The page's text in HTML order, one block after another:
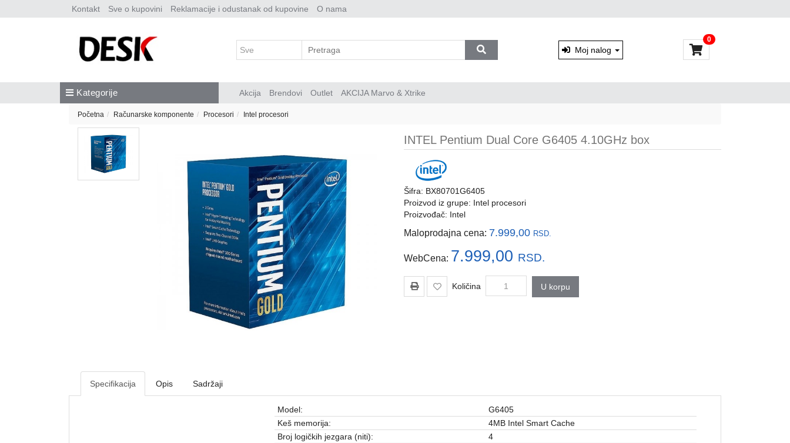
Kontakt Sve o kupovini Reklamacije i odustanak od kupovine O nama
Moj nalog
0
Kategorije Akcija Brendovi Outlet AKCIJA Marvo & Xtrike
Početna Računarske komponente Procesori Intel procesori
INTEL Pentium Dual Core G6405 4.10GHz box
Šifra: BX80701G6405
Proizvod iz grupe: Intel procesori
Proizvođač: Intel
Maloprodajna cena: 7.999,00 RSD.
WebCena: 7.999,00 RSD.
Količina U korpu
Specifikacija Opis Sadržaji
Model:
G6405
Keš memorija:
4MB Intel Smart Cache
Broj logičkih jezgara (niti):
4